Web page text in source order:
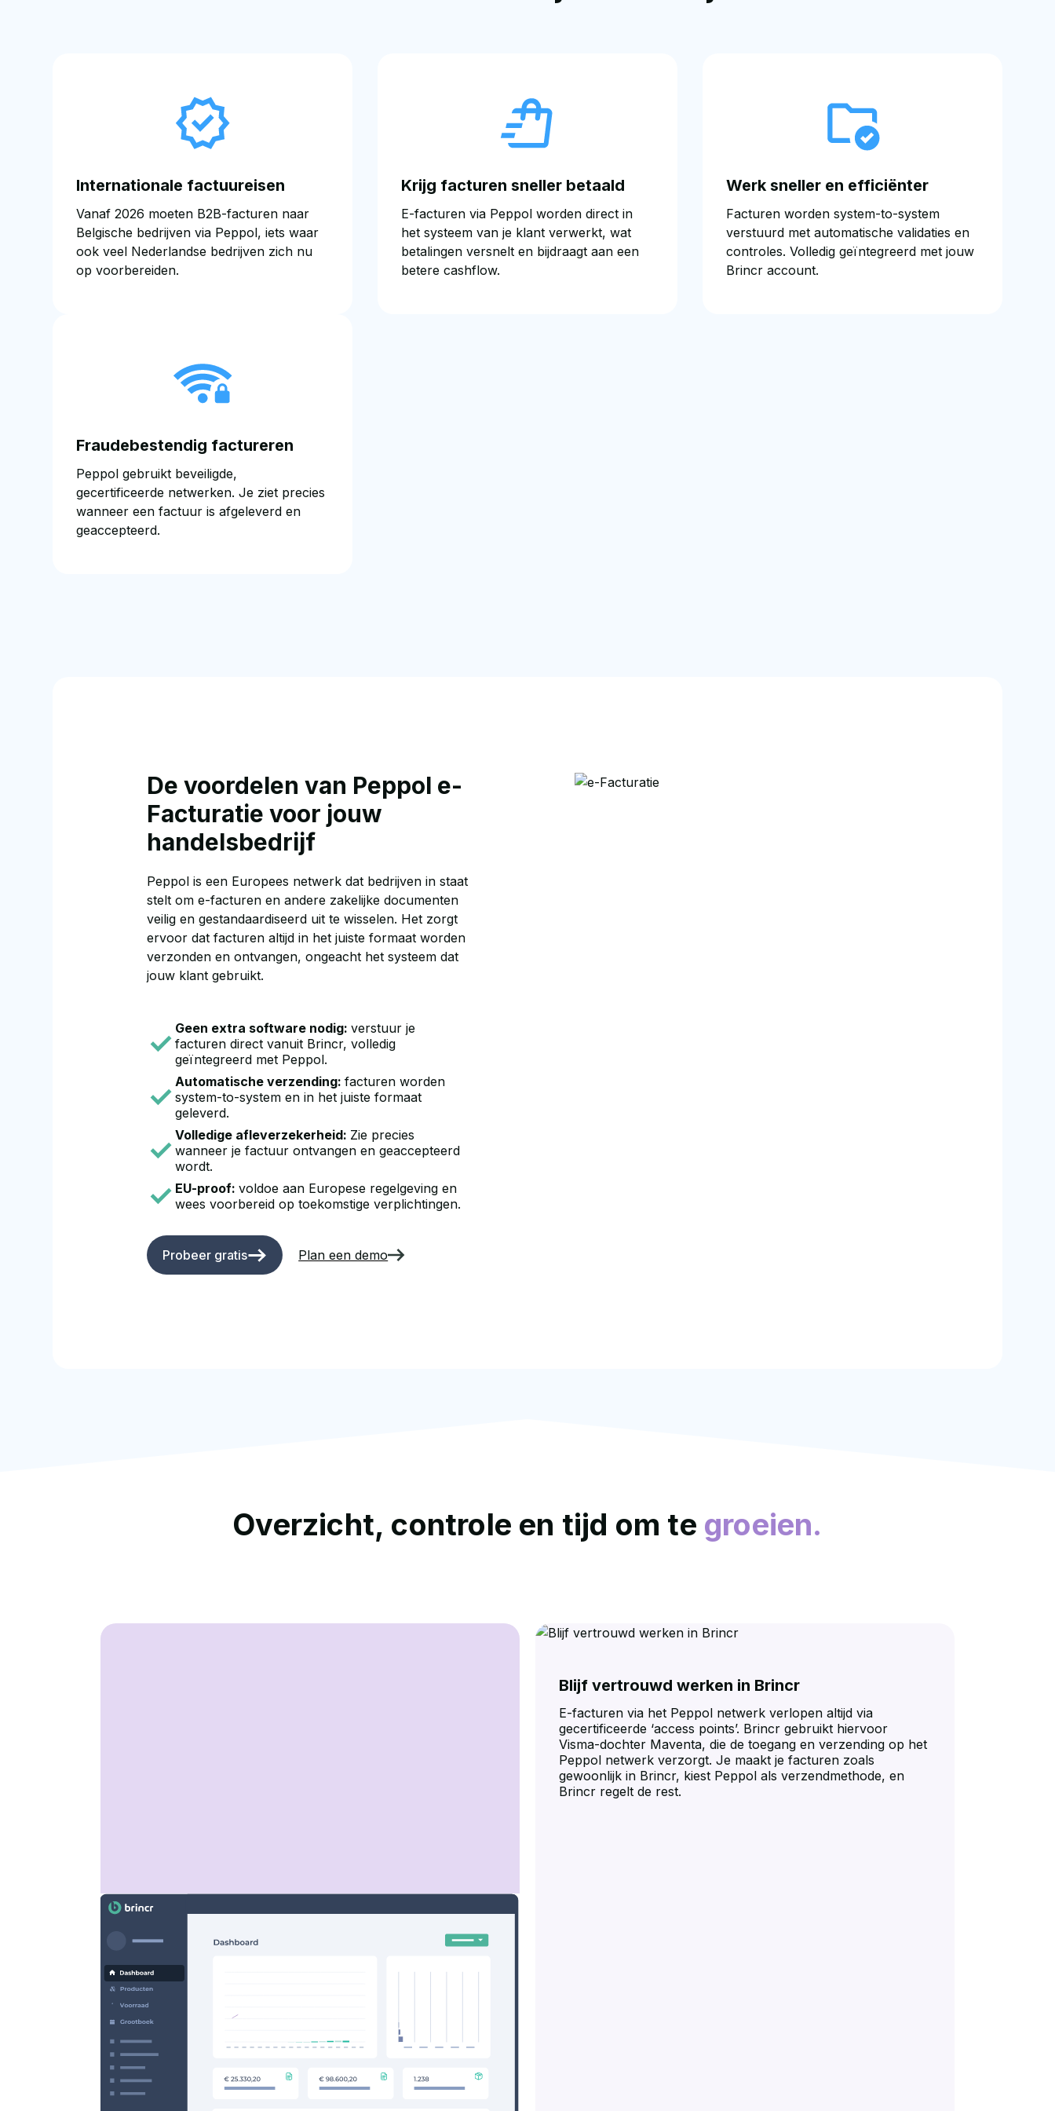
Internationale factuureisen
Vanaf 2026 moeten B2B-facturen naar
Belgische bedrijven via Peppol, iets waar
ook veel Nederlandse bedrijven zich nu
op voorbereiden.
Krijg facturen sneller betaald
E-facturen via Peppol worden direct in
het systeem van je klant verwerkt, wat
betalingen versnelt en bijdraagt aan een
betere cashflow.
Werk sneller en efficiënter
Facturen worden system-to-system
verstuurd met automatische validaties en
controles. Volledig geïntegreerd met jouw
Brincr account.
Fraudebestendig factureren
Peppol gebruikt beveiligde,
gecertificeerde netwerken. Je ziet precies
wanneer een factuur is afgeleverd en
geaccepteerd.
De voordelen van Peppol e-
Facturatie voor jouw
handelsbedrijf
Peppol is een Europees netwerk dat bedrijven in staat
stelt om e-facturen en andere zakelijke documenten
veilig en gestandaardiseerd uit te wisselen. Het zorgt
ervoor dat facturen altijd in het juiste formaat worden
verzonden en ontvangen, ongeacht het systeem dat
jouw klant gebruikt.
Geen extra software nodig:verstuur je
facturen direct vanuit Brincr, volledig
geïntegreerd met Peppol.
Automatische verzending:facturen worden
system-to-system en in het juiste formaat
geleverd.
Volledige afleverzekerheid: Zie precies
wanneer je factuur ontvangen en geaccepteerd
wordt.
EU-proof:voldoe aan Europese regelgeving en
wees voorbereid op toekomstige verplichtingen.
Probeer gratis Plan een demo
Overzicht, controle en tijd om te groeien.
Blijf vertrouwd werken in Brincr
E-facturen via het Peppol netwerk verlopen altijd via
gecertificeerde ‘access points’. Brincr gebruikt hiervoor
Visma-dochter Maventa, die de toegang en verzending op het
Peppol netwerk verzorgt. Je maakt je facturen zoals
gewoonlijk in Brincr, kiest Peppol als verzendmethode, en
Brincr regelt de rest.